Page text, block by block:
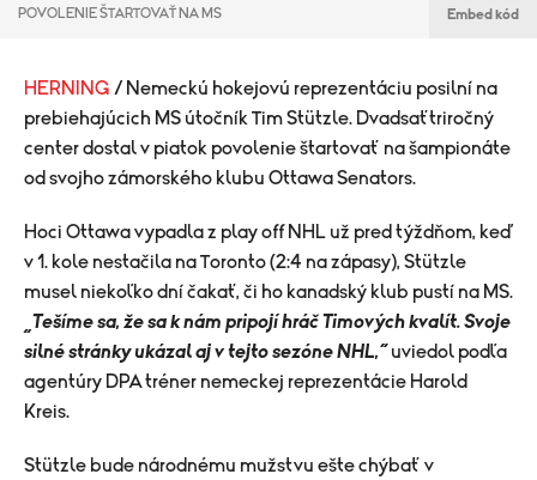
POVOLENIE ŠTARTOVAŤ NA MS
Embed kód
HERNING / Nemeckú hokejovú reprezentáciu posilní na
prebiehajúcich MS útočník Tim Stützle. Dvadsaťtriročný
center dostal v piatok povolenie štartovať na šampionáte
od svojho zámorského klubu Ottawa Senators.
Hoci Ottawa vypadla z play off NHL už pred týždňom, keď
v 1. kole nestačila na Toronto (2:4 na zápasy), Stützle
musel niekoľko dní čakať, či ho kanadský klub pustí na MS.
„Tešíme sa, že sa k nám pripojí hráč Timových kvalít. Svoje
silné stránky ukázal aj v tejto sezóne NHL,“ uviedol podľa
agentúry DPA tréner nemeckej reprezentácie Harold
Kreis.
Stützle bude národnému mužstvu ešte chýbať v